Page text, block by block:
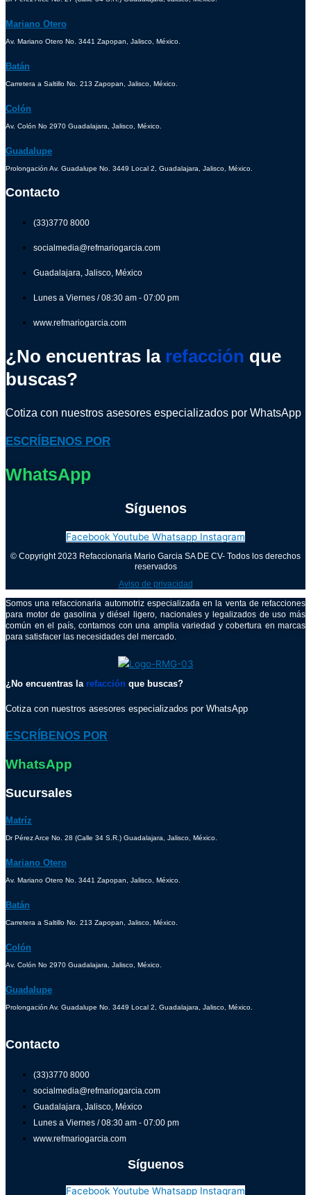
Mariano Otero
Av. Mariano Otero No. 3441 Zapopan, Jalisco, México.
Batán
Carretera a Saltillo No. 213 Zapopan, Jalisco, México.
Colón
Av. Colón No 2970 Guadalajara, Jalisco, México.
Guadalupe
Prolongación Av. Guadalupe No. 3449 Local 2, Guadalajara, Jalisco, México.
Contacto
(33)3770 8000
socialmedia@refmariogarcia.com
Guadalajara, Jalisco, México
Lunes a Viernes / 08:30 am - 07:00 pm
www.refmariogarcia.com
¿No encuentras la refacción que
buscas?
Cotiza con nuestros asesores especializados por WhatsApp
ESCRÍBENOS POR
WhatsApp
Síguenos
Facebook Youtube Whatsapp Instagram
© Copyright 2023 Refaccionaria Mario Garcia SA DE CV- Todos los derechos
reservados
Aviso de privacidad
Somos una refaccionaria automotriz especializada en la venta de refacciones
para motor de gasolina y diésel ligero, nacionales y legalizados de uso más
común en el país, contamos con una amplia variedad y cobertura en marcas
para satisfacer las necesidades del mercado.
¿No encuentras la refacción que buscas?
Cotiza con nuestros asesores especializados por WhatsApp
ESCRÍBENOS POR
WhatsApp
Sucursales
Matríz
Dr Pérez Arce No. 28 (Calle 34 S.R.) Guadalajara, Jalisco, México.
Mariano Otero
Av. Mariano Otero No. 3441 Zapopan, Jalisco, México.
Batán
Carretera a Saltillo No. 213 Zapopan, Jalisco, México.
Colón
Av. Colón No 2970 Guadalajara, Jalisco, México.
Guadalupe
Prolongación Av. Guadalupe No. 3449 Local 2, Guadalajara, Jalisco, México.
Contacto
(33)3770 8000
socialmedia@refmariogarcia.com
Guadalajara, Jalisco, México
Lunes a Viernes / 08:30 am - 07:00 pm
www.refmariogarcia.com
Síguenos
Facebook Youtube Whatsapp Instagram